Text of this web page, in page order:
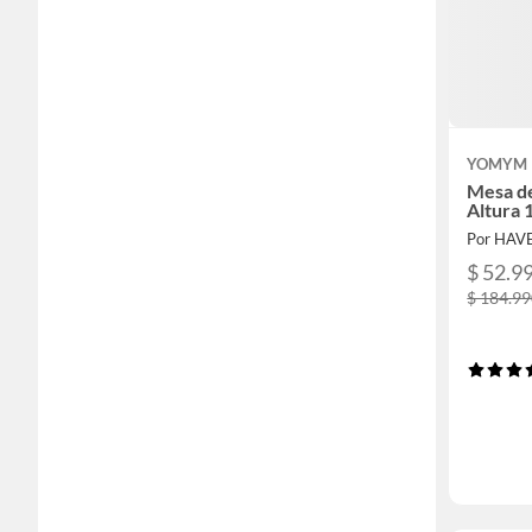
YOMYM
Mesa
Altura
Por
$
$